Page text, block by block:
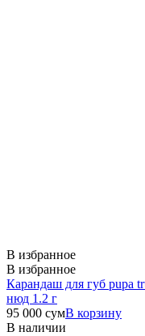
В избранное
В избранное
Карандаш для губ pupa
нюд 1.2 г
95 000 сумВ корзину
В наличии